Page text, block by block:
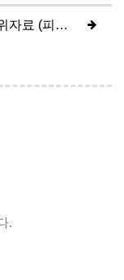
사실혼 위자료 (피고 0원 인정, 피고 전부승소)
.